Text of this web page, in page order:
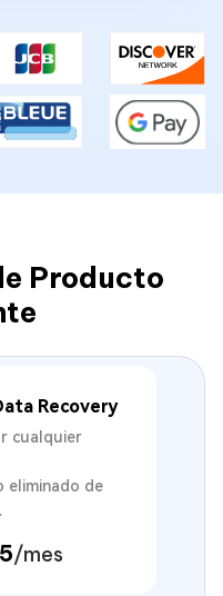
Producto
Recovery
cualquier
eliminado de
/mes